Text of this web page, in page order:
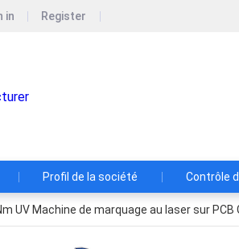
in Register
Profil de la société Contrôle
UV Machine de marquage au laser sur